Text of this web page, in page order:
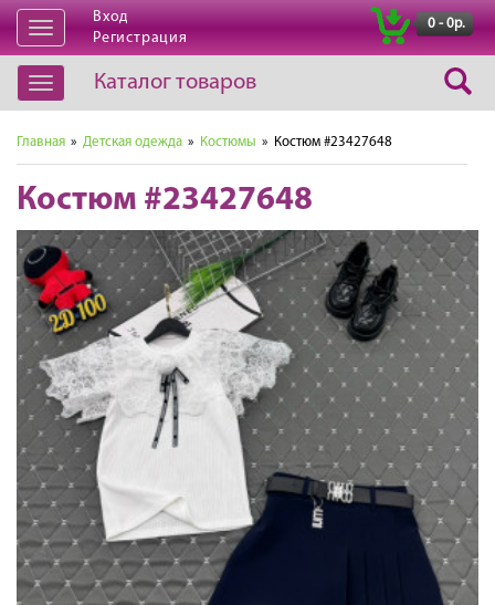
Открыть
навигацию
Вход
Регистрация
0 - 0р.
Открыть
навигацию
Каталог товаров
Главная » Детская одежда » Костюмы » Костюм #23427648
Костюм #23427648